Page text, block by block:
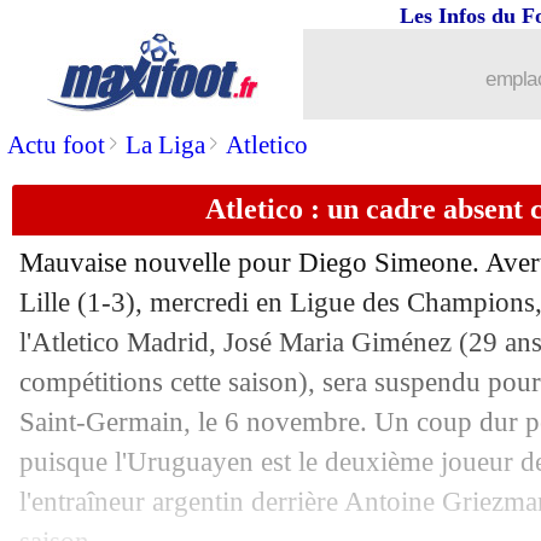
Actu foot> La Liga> Atletico
Les Infos du
Atletico : un cadre absent
Mauvaise nouvelle pour Diego Simeone.
Lille (1-3), mercredi en Ligue des
l'Atletico Madrid, José Maria Giménez (29
compétitions cette saison), sera suspendu
Saint-Germain, le 6 novembre. Un coup dur
puisque l'Uruguayen est le deuxième joueur
l'entraîneur argentin derrière Antoine
Man City : Savinho, Guardiola salue
24/10 Bayern: Kompany veut en tirer des
: Vinicius-Mbappé, Carragher
24/10 Man City: Gyökeres pour l'après-
24/10 PSG : Courbis ne comprend pas Luis
Danemark : Riemer nommé
24/10 Reims: Daramy, la tuile...
24/10 LdC : Haaland revient à hauteur de